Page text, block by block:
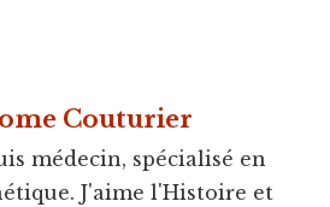
Couturier
médecin, spécialisé en
J'aime l'Histoire et